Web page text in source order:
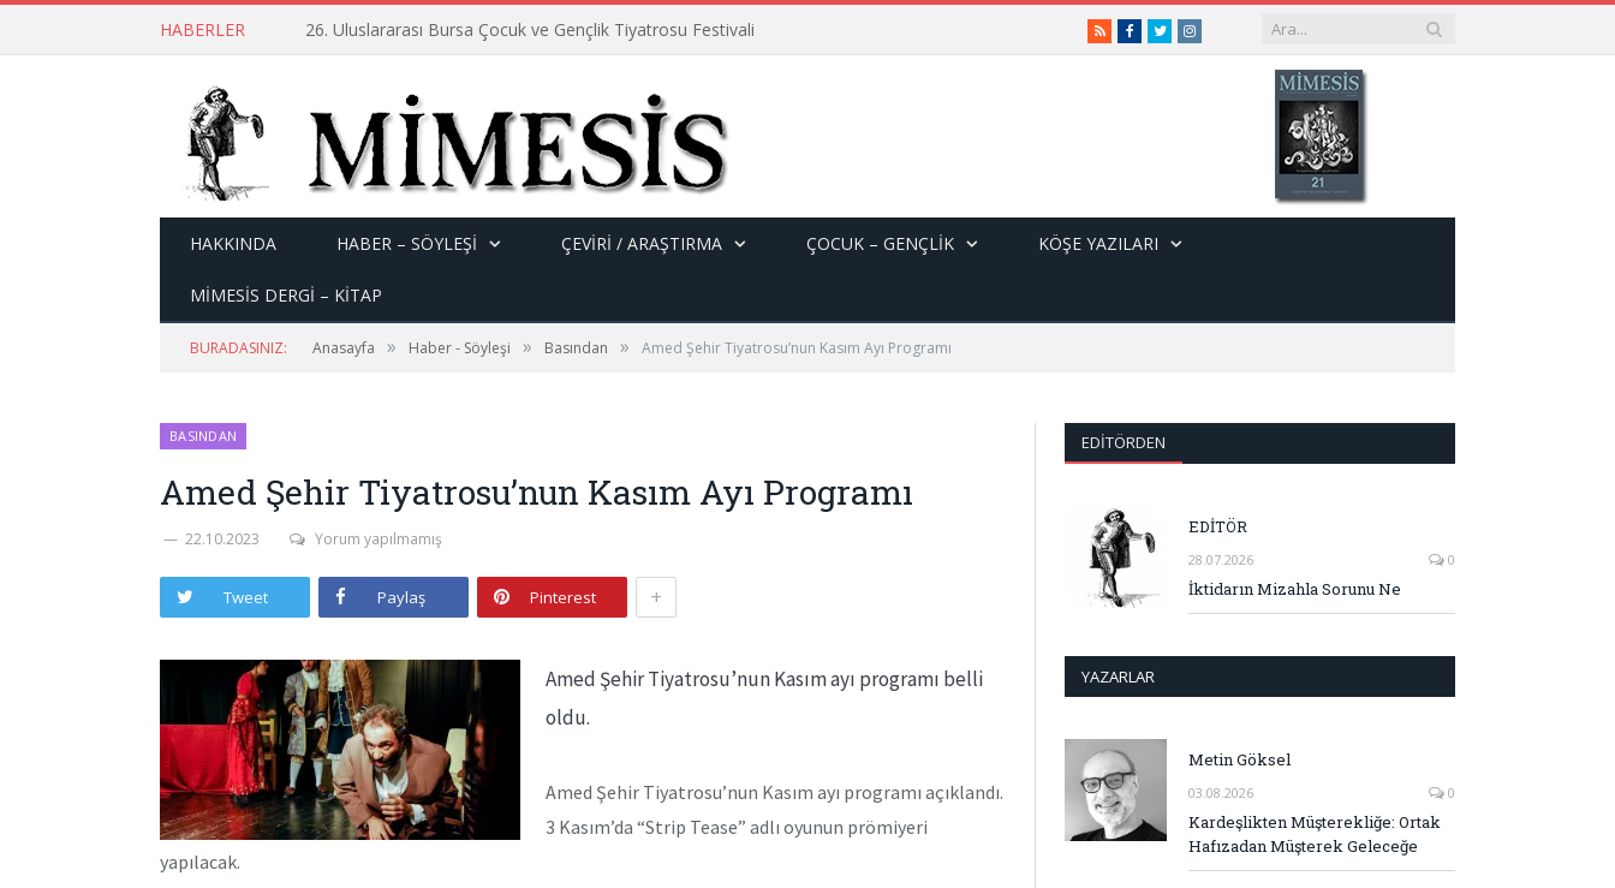
HABERLER 26. Uluslararası Bursa Çocuk ve Gençlik Tiyatrosu Festivali RSSFacebook
TwitterInstagram
HAKKINDA HABER – SÖYLEŞI ÇEVİRİ / ARAŞTIRMA ÇOCUK – GENÇLIK KÖŞE YAZILARI
MİMESİS DERGİ – KİTAP
BURADASINIZ: Anasayfa » Haber - Söyleşi » Basından » Amed Şehir Tiyatrosu’nun Kasım Ayı Programı
BASINDAN
Amed Şehir Tiyatrosu’nun Kasım Ayı Programı
22.10.2023 Yorum yapılmamış
Tweet Paylaş Pinterest +
Amed Şehir Tiyatrosu’nun Kasım ayı programı belli
oldu.
Amed Şehir Tiyatrosu’nun Kasım ayı programı açıklandı.
3 Kasım’da “Strip Tease” adlı oyunun prömiyeri
yapılacak.
EDITÖRDEN
EDİTÖR
28.07.2026 0
İktidarın Mizahla Sorunu Ne
YAZARLAR
Metin Göksel
03.08.2026 0
Kardeşlikten Müşterekliğe: Ortak
Hafızadan Müşterek Geleceğe